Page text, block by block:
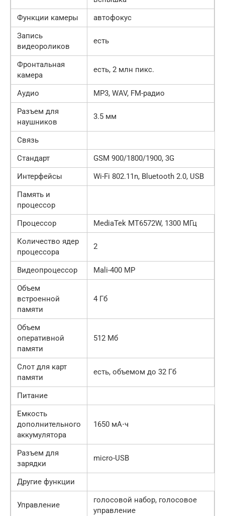
Функции камеры
автофокус
Запись
видеороликов
есть
Фронтальная
камера
есть, 2 млн пикс.
Аудио
MP3, WAV, FM-радио
Разъем для
наушников
3.5 мм
Связь
Стандарт
GSM 900/1800/1900, 3G
Интерфейсы
Wi-Fi 802.11n, Bluetooth 2.0, USB
Память и
процессор
Процессор
MediaTek MT6572W, 1300 МГц
Количество ядер
процессора
2
Видеопроцессор
Mali-400 MP
Объем
встроенной
памяти
4 Гб
Объем
оперативной
памяти
512 Мб
Слот для карт
памяти
есть, объемом до 32 Гб
Питание
Емкость
дополнительного
аккумулятора
1650 мА⋅ч
Разъем для
зарядки
micro-USB
Другие функции
Управление
голосовой набор, голосовое
управление